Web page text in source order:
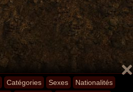
Catégories Sexes Nationalités